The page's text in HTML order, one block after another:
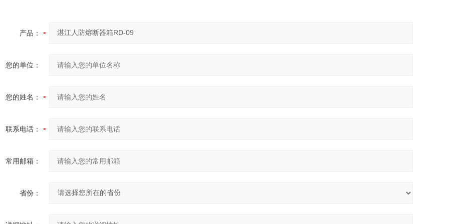
产品：
您的单位：
您的姓名：
联系电话：
常用邮箱：
省份：